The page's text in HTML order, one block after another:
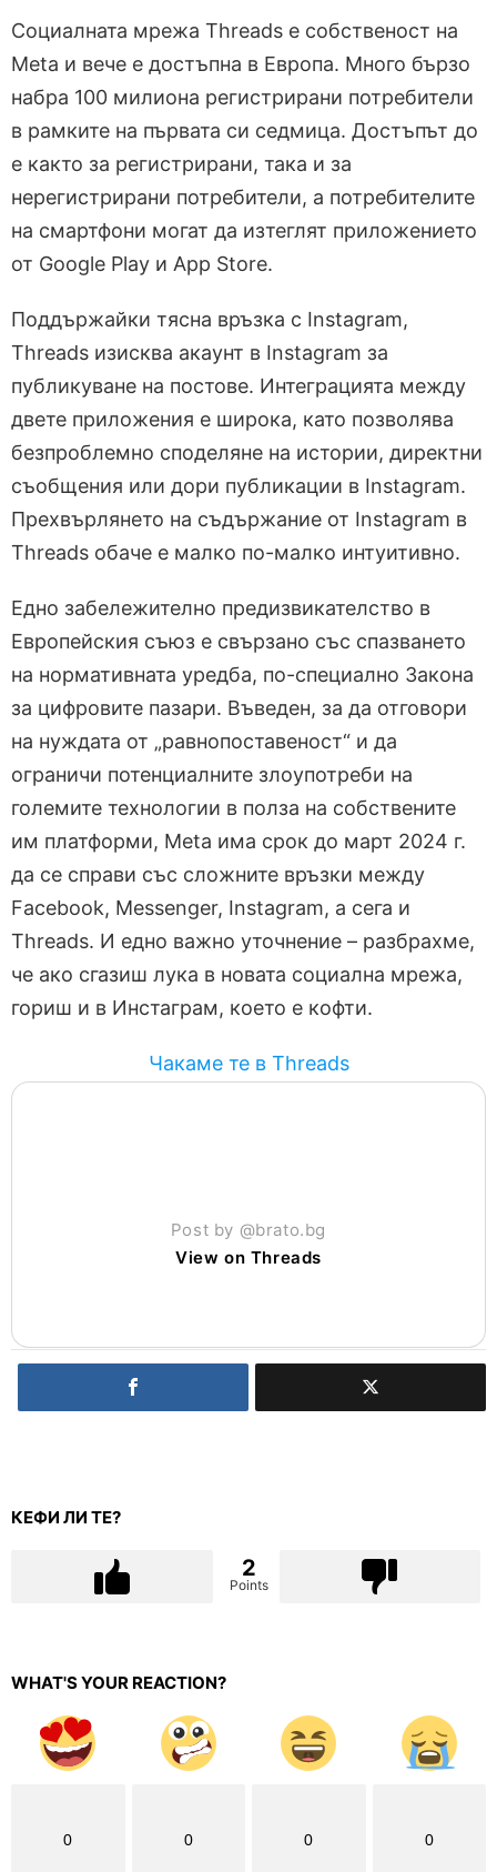
Социалната мрежа Threads е собственост на
Meta и вече е достъпна в Европа. Много бързо
набра 100 милиона регистрирани потребители
в рамките на първата си седмица. Достъпът до
е както за регистрирани, така и за
нерегистрирани потребители, а потребителите
на смартфони могат да изтеглят приложението
от Google Play и App Store.
Поддържайки тясна връзка с Instagram,
Threads изисква акаунт в Instagram за
публикуване на постове. Интеграцията между
двете приложения е широка, като позволява
безпроблемно споделяне на истории, директни
съобщения или дори публикации в Instagram.
Прехвърлянето на съдържание от Instagram в
Threads обаче е малко по-малко интуитивно.
Едно забележително предизвикателство в
Европейския съюз е свързано със спазването
на нормативната уредба, по-специално Закона
за цифровите пазари. Въведен, за да отговори
на нуждата от „равнопоставеност“ и да
ограничи потенциалните злоупотреби на
големите технологии в полза на собствените
им платформи, Meta има срок до март 2024 г.
да се справи със сложните връзки между
Facebook, Messenger, Instagram, а сега и
Threads. И едно важно уточнение – разбрахме,
че ако сгазиш лука в новата социална мрежа,
гориш и в Инстаграм, което е кофти.
Чакаме те в Threads
Post by @brato.bg
View on Threads
КЕФИ ЛИ ТЕ?
2
Points
WHAT'S YOUR REACTION?
0 0 0 0